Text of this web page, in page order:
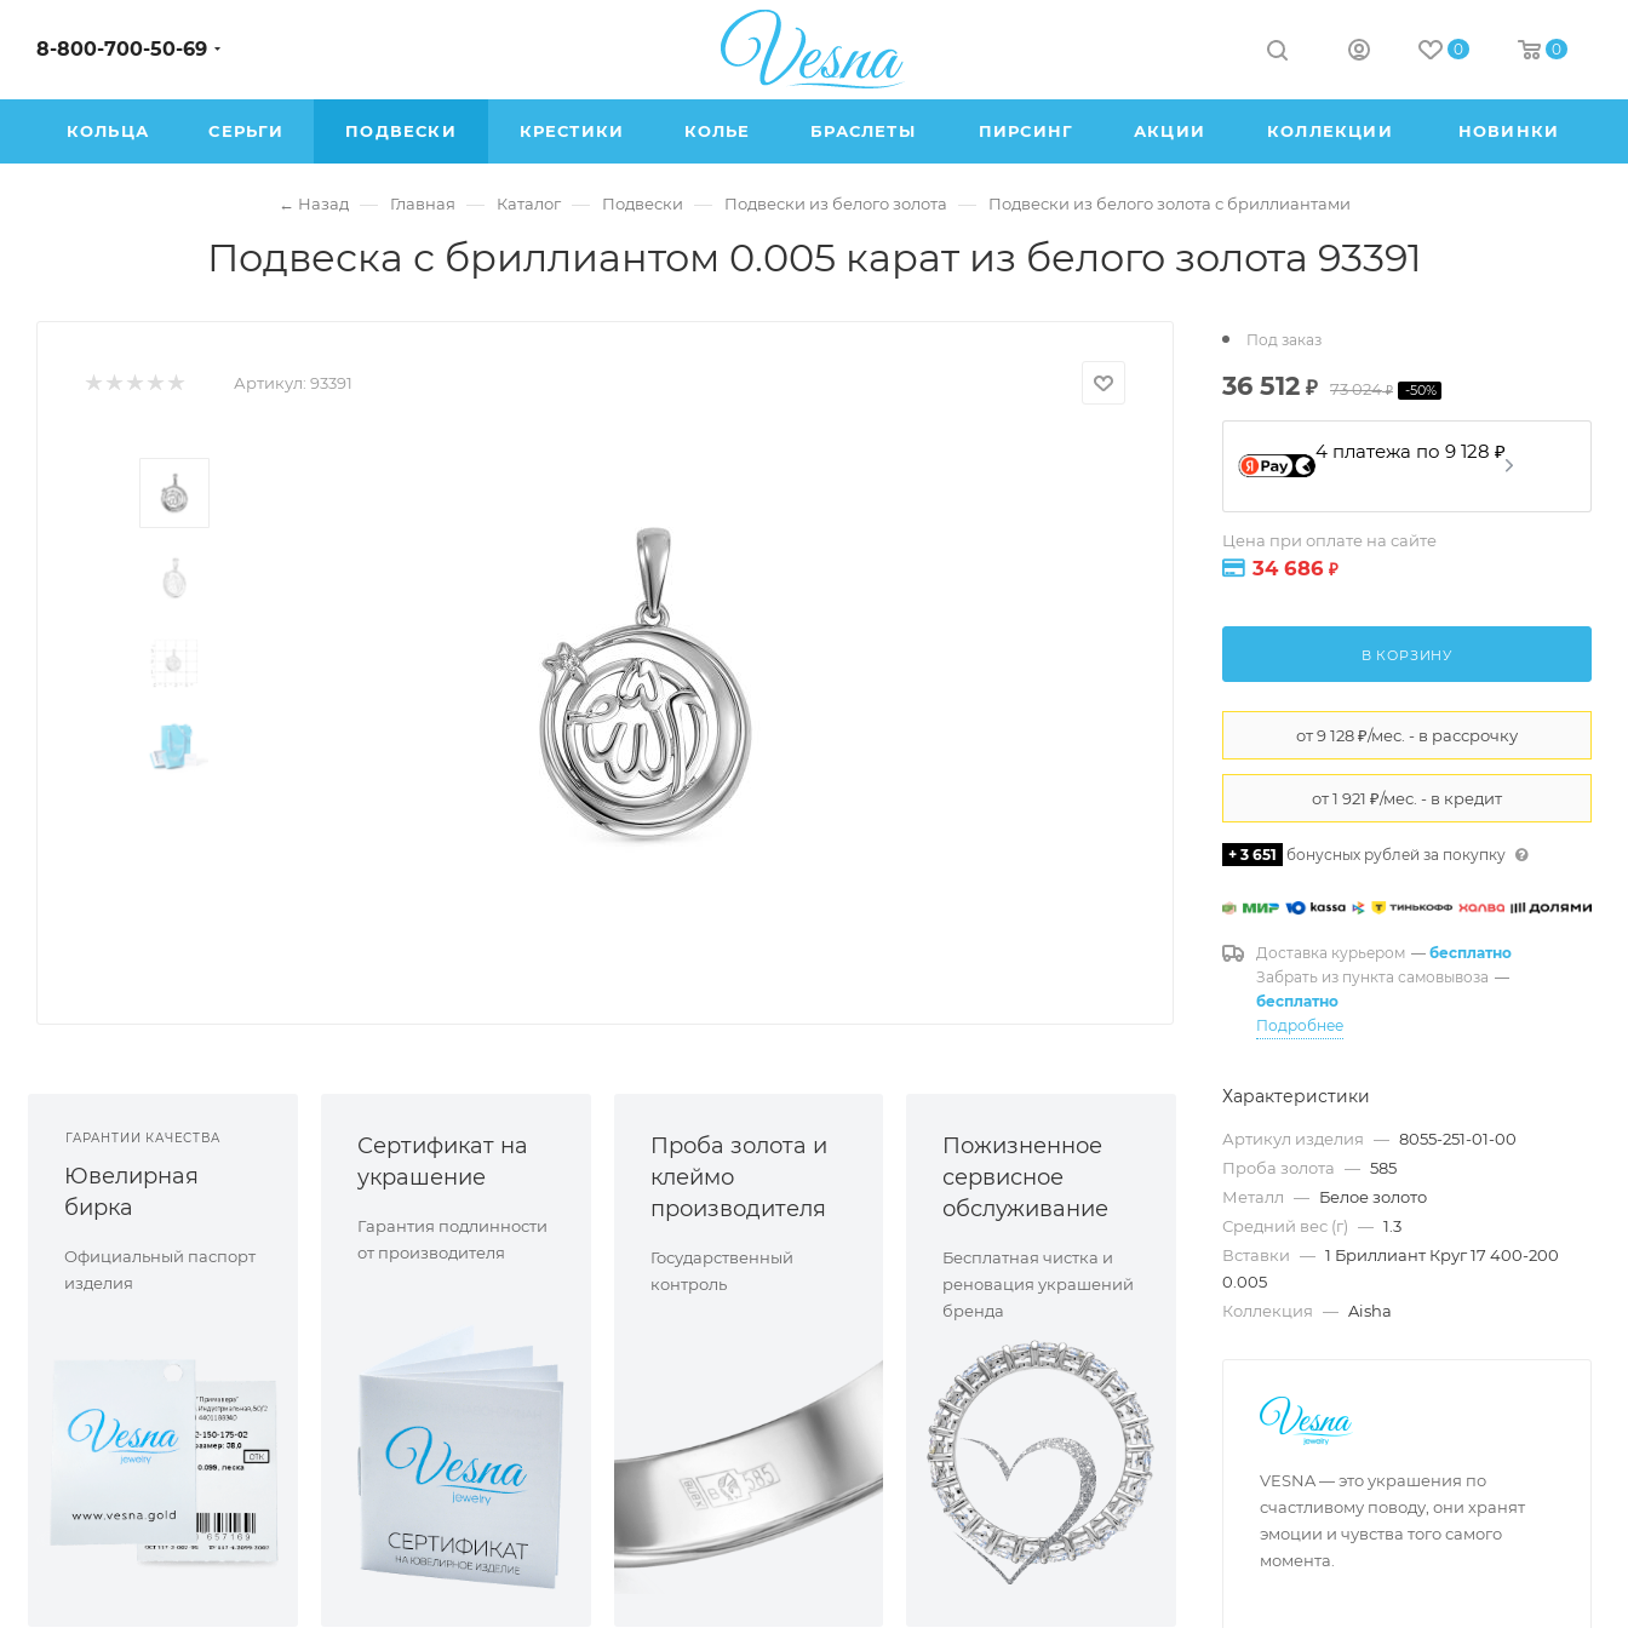
8-800-700-50-69 0 0
КОЛЬЦА СЕРЬГИ ПОДВЕСКИ КРЕСТИКИ КОЛЬЕ БРАСЛЕТЫ ПИРСИНГ АКЦИИ КОЛЛЕКЦИИ НОВИНКИ
← Назад — Главная — Каталог — Подвески — Подвески из белого золота — Подвески из белого золота с бриллиантами
Подвеска с бриллиантом 0.005 карат из белого золота 93391
Артикул: 93391
ГАРАНТИИ КАЧЕСТВА
Ювелирная
бирка
Официальный паспорт
изделия
Сертификат на
украшение
Гарантия подлинности
от производителя
Проба золота и
клеймо
производителя
Государственный
контроль
Пожизненное
сервисное
обслуживание
Бесплатная чистка и
реновация украшений
бренда
Под заказ
36 512 ₽ 73 024₽ -50%
4 платежа по 9 128 ₽
Цена при оплате на сайте
34 686 ₽
В КОРЗИНУ
+ 3 651 бонусных рублей за покупку
Доставка курьером — бесплатно
Забрать из пункта самовывоза —
бесплатно
Подробнее
Характеристики
Артикул изделия — 8055-251-01-00
Проба золота — 585
Металл — Белое золото
Средний вес (г) — 1.3
Вставки — 1 Бриллиант Круг 17 400-200
0.005
Коллекция — Aisha
VESNA — это украшения по
счастливому поводу, они хранят
эмоции и чувства того самого
момента.